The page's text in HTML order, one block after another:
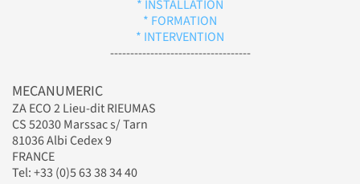
* INSTALLATION
* FORMATION
* INTERVENTION
-----------------------------------
MECANUMERIC
ZA ECO 2 Lieu-dit RIEUMAS
CS 52030 Marssac s/ Tarn
81036 Albi Cedex 9
FRANCE
Tel: +33 (0)5 63 38 34 40